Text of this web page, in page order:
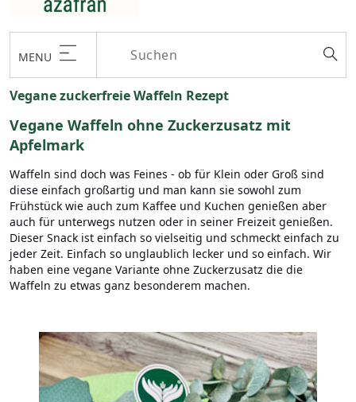
MENU
Vegane zuckerfreie Waffeln Rezept
Vegane Waffeln ohne Zuckerzusatz mit
Apfelmark
Waffeln sind doch was Feines - ob für Klein oder Groß sind
diese einfach großartig und man kann sie sowohl zum
Frühstück wie auch zum Kaffee und Kuchen genießen aber
auch für unterwegs nutzen oder in seiner Freizeit genießen.
Dieser Snack ist einfach so vielseitig und schmeckt einfach zu
jeder Zeit. Einfach so unglaublich lecker und so einfach. Wir
haben eine vegane Variante ohne Zuckerzusatz die die
Waffeln zu etwas ganz besonderem machen.